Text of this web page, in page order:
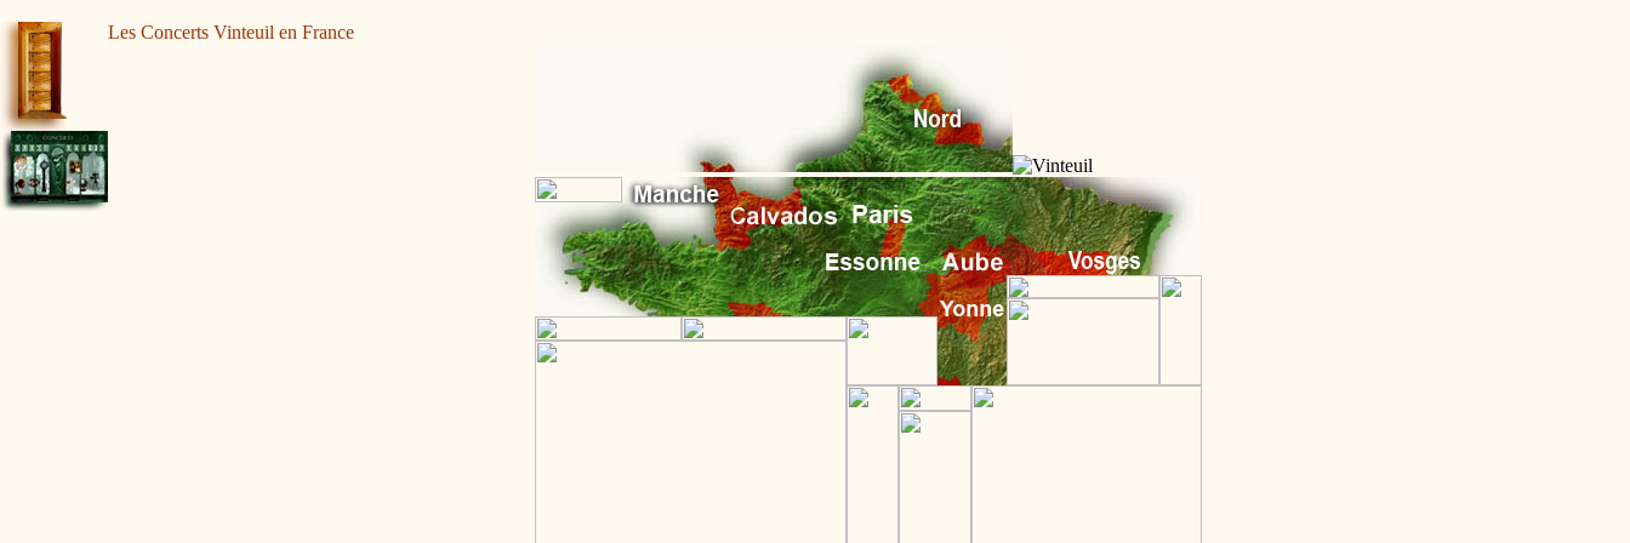
Les Concerts Vinteuil en France